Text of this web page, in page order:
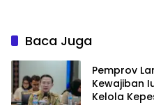
Baca Juga
Pemprov
Kewajiban
Kelola